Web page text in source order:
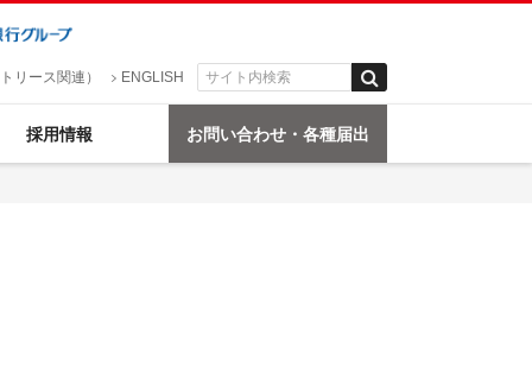
リース関連） ENGLISH
採用情報 お問い合わせ・各種届出